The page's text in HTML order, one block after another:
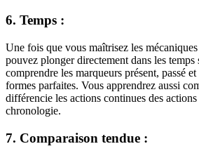
6. Temps :
Une fois que vous maîtrisez les
pouvez plonger directement dans les temps
comprendre les marqueurs présent, passé
formes parfaites. Vous apprendrez aussi
différencie les actions continues des
chronologie.
7. Comparaison tendue :